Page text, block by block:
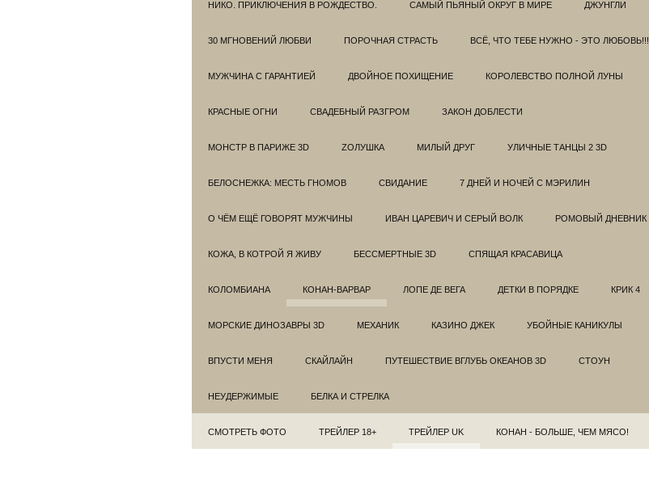
НИКО. ПРИКЛЮЧЕНИЯ В РОЖДЕСТВО. САМЫЙ ПЬЯНЫЙ ОКРУГ В МИРЕ ДЖУНГЛИ
30 МГНОВЕНИЙ ЛЮБВИ ПОРОЧНАЯ СТРАСТЬ ВСЁ, ЧТО ТЕБЕ НУЖНО - ЭТО ЛЮБОВЬ!!!
МУЖЧИНА С ГАРАНТИЕЙ ДВОЙНОЕ ПОХИЩЕНИЕ КОРОЛЕВСТВО ПОЛНОЙ ЛУНЫ
КРАСНЫЕ ОГНИ СВАДЕБНЫЙ РАЗГРОМ ЗАКОН ДОБЛЕСТИ
МОНСТР В ПАРИЖЕ 3D ZОЛУШКА МИЛЫЙ ДРУГ УЛИЧНЫЕ ТАНЦЫ 2 3D
БЕЛОСНЕЖКА: МЕСТЬ ГНОМОВ СВИДАНИЕ 7 ДНЕЙ И НОЧЕЙ С МЭРИЛИН
О ЧЁМ ЕЩЁ ГОВОРЯТ МУЖЧИНЫ ИВАН ЦАРЕВИЧ И СЕРЫЙ ВОЛК РОМОВЫЙ ДНЕВНИК
КОЖА, В КОТРОЙ Я ЖИВУ БЕССМЕРТНЫЕ 3D СПЯЩАЯ КРАСАВИЦА
КОЛОМБИАНА КОНАН-ВАРВАР ЛОПЕ ДЕ ВЕГА ДЕТКИ В ПОРЯДКЕ КРИК 4
МОРСКИЕ ДИНОЗАВРЫ 3D МЕХАНИК КАЗИНО ДЖЕК УБОЙНЫЕ КАНИКУЛЫ
ВПУСТИ МЕНЯ СКАЙЛАЙН ПУТЕШЕСТВИЕ ВГЛУБЬ ОКЕАНОВ 3D СТОУН
НЕУДЕРЖИМЫЕ БЕЛКА И СТРЕЛКА
СМОТРЕТЬ ФОТО ТРЕЙЛЕР 18+ ТРЕЙЛЕР UK КОНАН - БОЛЬШЕ, ЧЕМ МЯСО!